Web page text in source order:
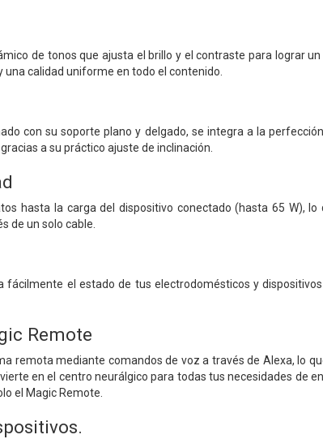
de tonos que ajusta el brillo y el contraste para lograr
una calidad uniforme en todo el contenido.
con su soporte plano y delgado, se integra a la
a su práctico ajuste de inclinación.
hasta la carga del dispositivo conectado (hasta 65 W), lo
de un solo cable.
el estado de tus electrodomésticos y
Remote
remota mediante comandos de voz a través de Alexa, lo
en el centro neurálgico para todas tus necesidades de
el Magic Remote.